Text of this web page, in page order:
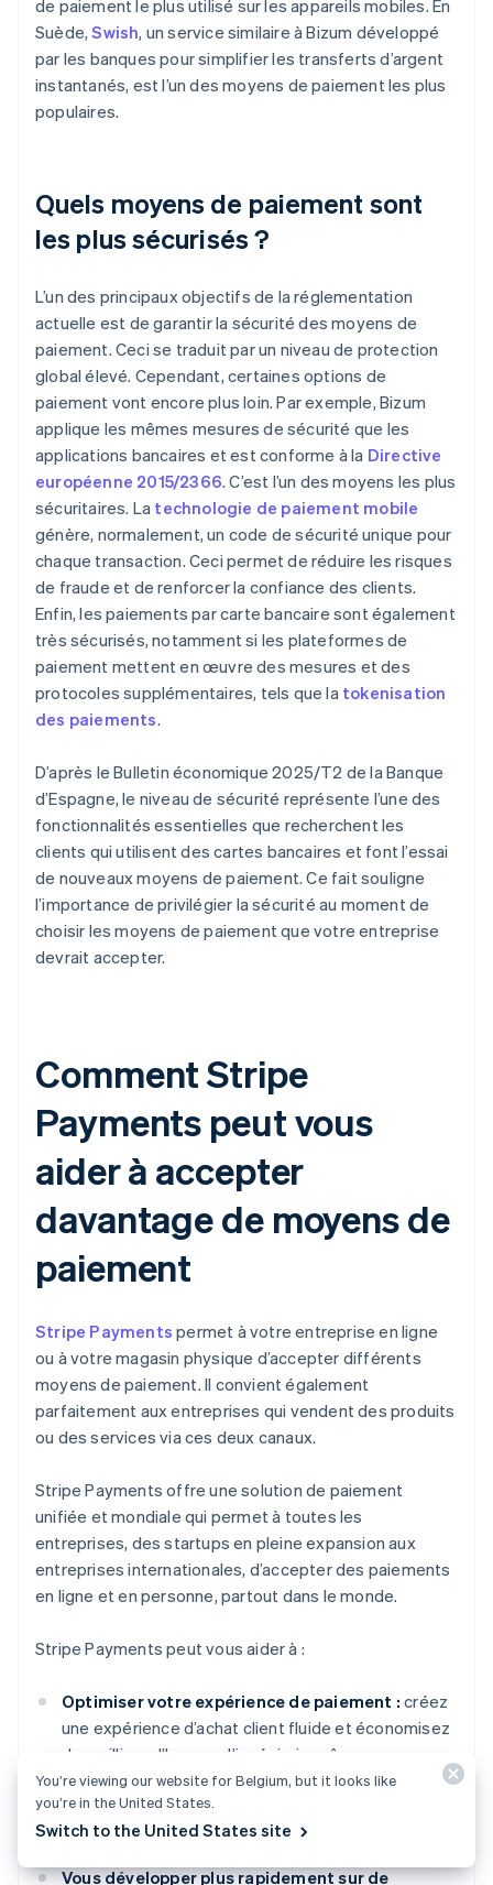
de paiement le plus utilisé sur les appareils mobiles. En
Suède,Swish, un service similaire à Bizum développé
par les banques pour simplifier les transferts d’argent
instantanés, est l’un des moyens de paiement les plus
populaires.
Quels moyens de paiement sont
les plus sécurisés ?
L’un des principaux objectifs de la réglementation
actuelle est de garantir la sécurité des moyens de
paiement. Ceci se traduit par un niveau de protection
global élevé. Cependant, certaines options de
paiement vont encore plus loin. Par exemple, Bizum
applique les mêmes mesures de sécurité que les
applications bancaires et est conforme à la Directive
européenne 2015/2366. C’est l’un des moyens les plus
sécuritaires. La technologie de paiement mobile
génère, normalement, un code de sécurité unique pour
chaque transaction. Ceci permet de réduire les risques
de fraude et de renforcer la confiance des clients.
Enfin, les paiements par carte bancaire sont également
très sécurisés, notamment si les plateformes de
paiement mettent en œuvre des mesures et des
protocoles supplémentaires, tels que la tokenisation
des paiements.
D’après leBulletin économique 2025/T2 de la Banque
d’Espagne, le niveau de sécurité représente l’une des
fonctionnalités essentielles que recherchent les
clients qui utilisent des cartes bancaires et font l’essai
de nouveaux moyens de paiement. Ce fait souligne
l’importance de privilégier la sécurité au moment de
choisir les moyens de paiement que votre entreprise
devrait accepter.
Comment Stripe
Payments peut vous
aider à accepter
davantage de moyens de
paiement
Stripe Payments permet à votre entreprise en ligne
ou à votre magasin physique d’accepter différents
moyens de paiement. Il convient également
parfaitement aux entreprises qui vendent des produits
ou des services via ces deux canaux.
Stripe Payments offre une solution de paiement
unifiée et mondiale qui permet à toutes les
entreprises, des startups en pleine expansion aux
entreprises internationales, d’accepter des paiements
en ligne et en personne, partout dans le monde.
Stripe Payments peut vous aider à :
Optimiser votre expérience de paiement : créez
une expérience d’achat client fluide et économisez
des milliers d’heures d’ingénierie grâce aux
interfaces utilisateur de paiement préconfigurées,
à plus de 125 moyens de paiement et à Link, un
wallet conçu par Stripe.
Vous développer plus rapidement sur de
You’re viewing our website for Belgium, but it looks like
you’re in the United States.
Switch to the United States site